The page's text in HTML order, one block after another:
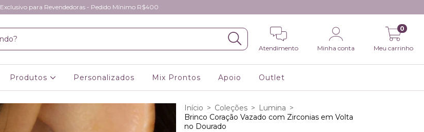
Exclusivo para Revendedoras - Pedido Mínimo R$400
Atendimento Minha conta Meu carrinho
0
Produtos Personalizados Mix Prontos Apoio Outlet
Início > Coleções > Lumina >
Brinco Coração Vazado com Zirconias em Volta
no Dourado